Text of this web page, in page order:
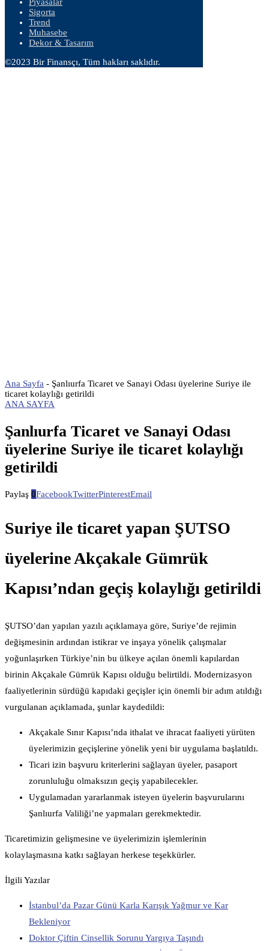
Sigorta
Trend
Muhasebe
Dekor & Tasarım
©2023 Bir Finansçı, Tüm hakları saklıdır.
Ana Sayfa - Şanlıurfa Ticaret ve Sanayi Odası üyelerine Suriye ile
ticaret kolaylığı getirildi
ANA SAYFA
Şanlıurfa Ticaret ve Sanayi Odası
üyelerine Suriye ile ticaret kolaylığı
getirildi
Paylaş 0FacebookTwitterPinterestEmail
Suriye ile ticaret yapan ŞUTSO
üyelerine Akçakale Gümrük
Kapısı’ndan geçiş kolaylığı getirildi
ŞUTSO’dan yapılan yazılı açıklamaya göre, Suriye’de rejimin
değişmesinin ardından istikrar ve inşaya yönelik çalışmalar
yoğunlaşırken Türkiye’nin bu ülkeye açılan önemli kapılardan
birinin Akçakale Gümrük Kapısı olduğu belirtildi. Modernizasyon
faaliyetlerinin sürdüğü kapıdaki geçişler için önemli bir adım atıldığı
vurgulanan açıklamada, şunlar kaydedildi:
Akçakale Sınır Kapısı’nda ithalat ve ihracat faaliyeti yürüten
üyelerimizin geçişlerine yönelik yeni bir uygulama başlatıldı.
Ticari izin başvuru kriterlerini sağlayan üyeler, pasaport
zorunluluğu olmaksızın geçiş yapabilecekler.
Uygulamadan yararlanmak isteyen üyelerin başvurularını
Şanlıurfa Valiliği’ne yapmaları gerekmektedir.
Ticaretimizin gelişmesine ve üyelerimizin işlemlerinin
kolaylaşmasına katkı sağlayan herkese teşekkürler.
İlgili Yazılar
İstanbul’da Pazar Günü Karla Karışık Yağmur ve Kar
Bekleniyor
Doktor Çiftin Cinsellik Sorunu Yargıya Taşındı